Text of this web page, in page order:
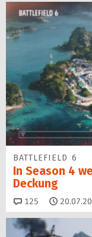
BATTLEFIELD 6
In Season 4
Deckung
125 Kommentare